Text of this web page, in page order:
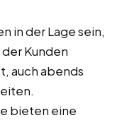
in der Lage sein,
Kunden
auch abends
bieten eine